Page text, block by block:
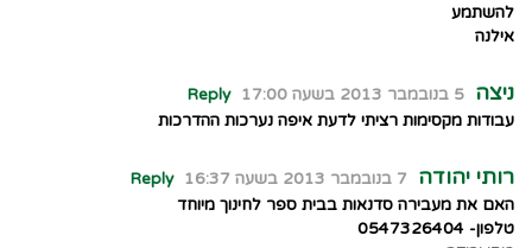
להשתמע
אילנה
ניצה 5 בנובמבר 2013 בשעה 17:00
Reply
עבודות מקסימות רציתי לדעת איפה נערכות ההדרכות
רותי יהודה 7 בנובמבר 2013 בשעה 16:37
Reply
האם את מעבירה סדנאות בבית ספר לחינוך מיוחד
טלפון- 0547326404